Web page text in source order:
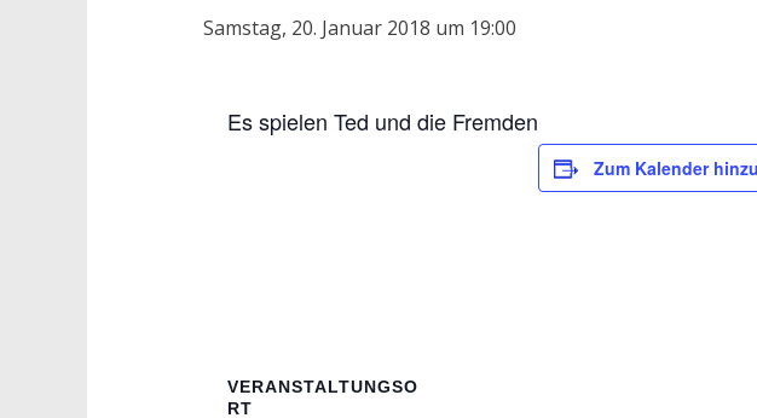
Samstag, 20. Januar 2018 um 19:00
Es spielen Ted und die Fremden
Zum Kalender
VERANSTALTUNGSO
RT